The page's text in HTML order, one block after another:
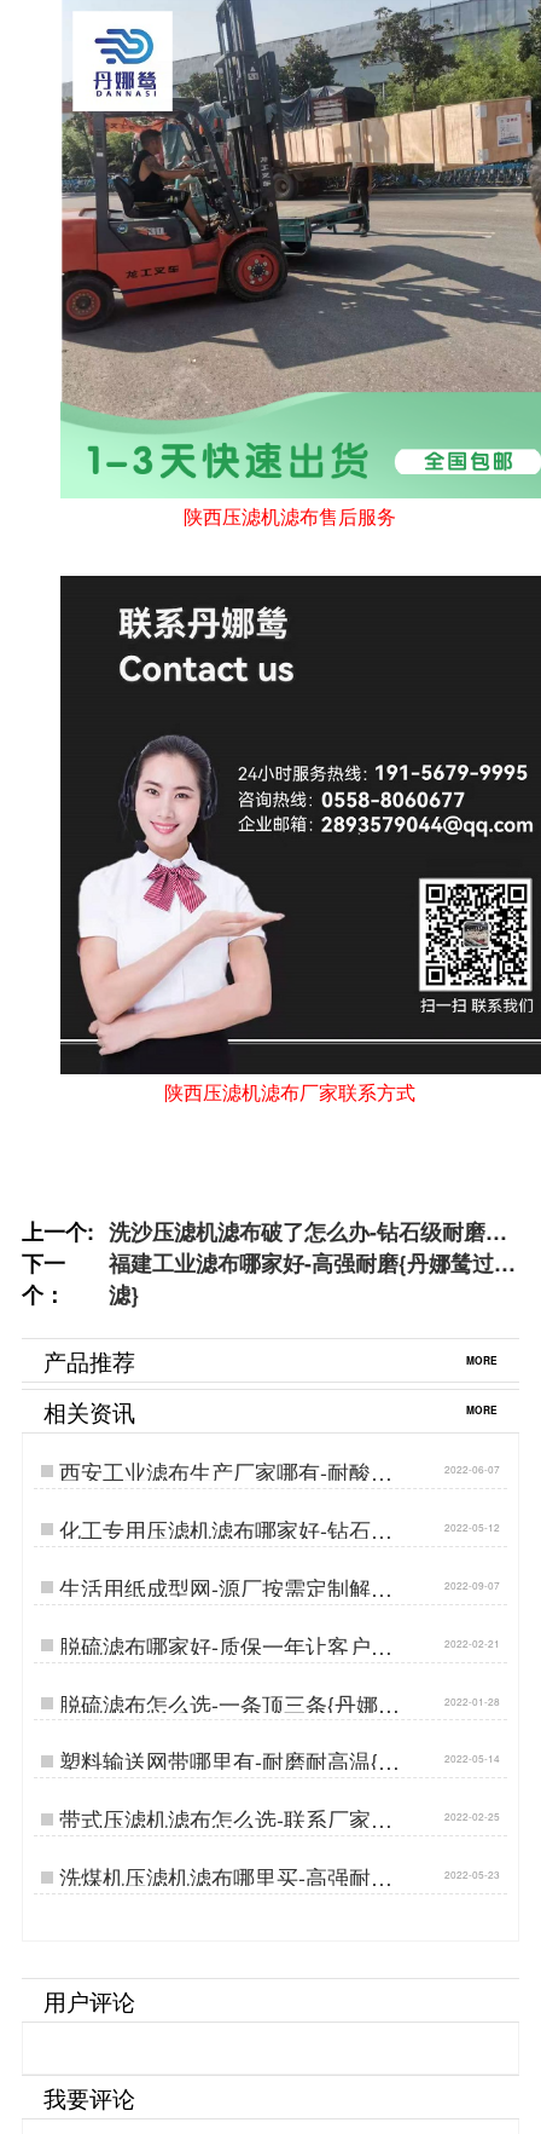
陕西压滤机滤布售后服务
陕西压滤机滤布厂家联系方式
上一个: 洗沙压滤机滤布破了怎么办-钻石级耐磨损
{丹娜鸶过滤}
下一
个：
福建工业滤布哪家好-高强耐磨{丹娜鸶过
滤}
产品推荐 MORE
相关资讯 MORE
西安工业滤布生产厂家哪有-耐酸碱
抗腐蚀{丹娜鸶过滤}…
2022-06-07
化工专用压滤机滤布哪家好-钻石级
耐磨{丹娜鸶过滤}…
2022-05-12
生活用纸成型网-源厂按需定制解决
方案[丹娜鸶]…
2022-09-07
脱硫滤布哪家好-质保一年让客户更
放心{丹娜鸶过滤}…
2022-02-21
脱硫滤布怎么选-一条顶三条{丹娜鸶
过滤}…
2022-01-28
塑料输送网带哪里有-耐磨耐高温{丹
娜鸶过滤}…
2022-05-14
带式压滤机滤布怎么选-联系厂家当
天下单当天发货{丹娜鸶过滤}…
2022-02-25
洗煤机压滤机滤布哪里买-高强耐磨
{丹娜鸶过滤}…
2022-05-23
用户评论
我要评论